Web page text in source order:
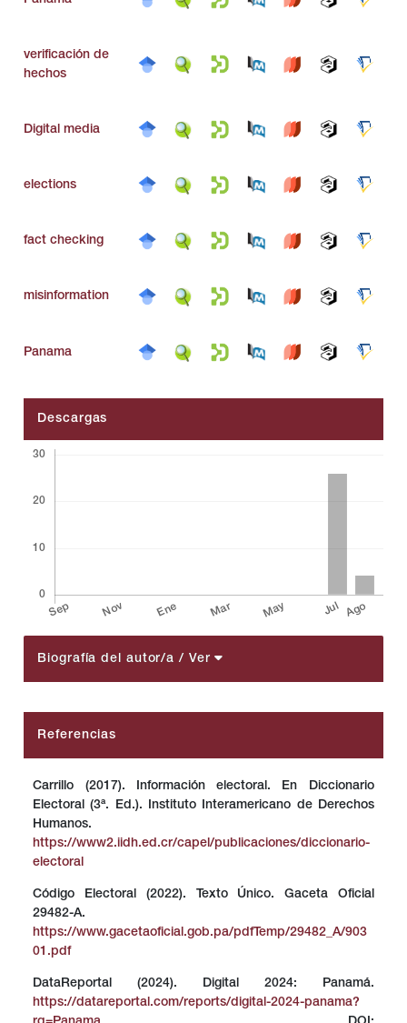
verificación de
hechos
Digital media
elections
fact checking
misinformation
Panama
Descargas
Biografía del autor/a/ Ver
Referencias
Carrillo (2017). Información electoral. En Diccionario
Electoral (3ª. Ed.). Instituto Interamericano de Derechos
Humanos.
https://www2.iidh.ed.cr/capel/publicaciones/diccionario-
electoral
Código Electoral (2022). Texto Único. Gaceta Oficial
29482-A.
https://www.gacetaoficial.gob.pa/pdfTemp/29482_A/903
01.pdf
DataReportal (2024). Digital 2024: Panamá.
https://datareportal.com/reports/digital-2024-panama?